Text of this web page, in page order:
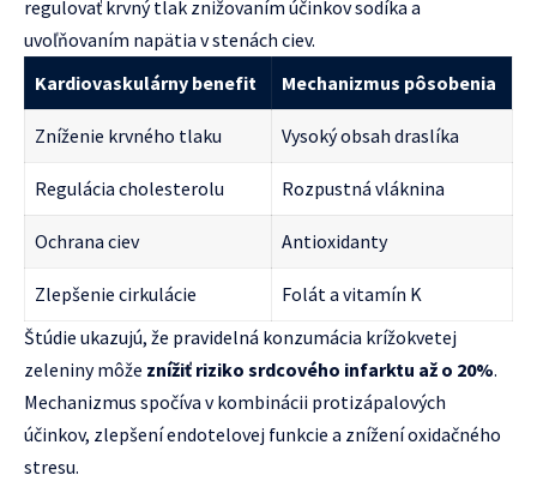
regulovať krvný tlak znižovaním účinkov sodíka a
uvoľňovaním napätia v stenách ciev.
Kardiovaskulárny benefit
Mechanizmus pôsobenia
Zníženie krvného tlaku Vysoký obsah draslíka
Regulácia cholesterolu Rozpustná vláknina
Ochrana ciev Antioxidanty
Zlepšenie cirkulácie
Folát a vitamín K
Štúdie ukazujú, že pravidelná konzumácia krížokvetej
zeleniny môže znížiť riziko srdcového infarktu až o 20%.
Mechanizmus spočíva v kombinácii protizápalových
účinkov, zlepšení endotelovej funkcie a znížení oxidačného
stresu.